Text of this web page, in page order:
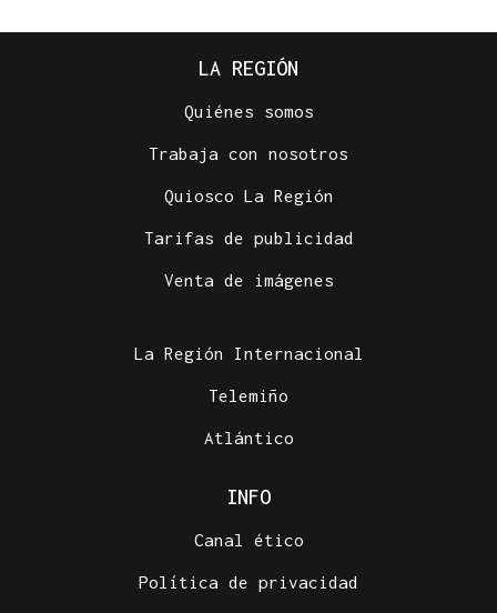
LA REGIÓN
Quiénes somos
Trabaja con nosotros
Quiosco La Región
Tarifas de publicidad
Venta de imágenes
La Región Internacional
Telemiño
Atlántico
INFO
Canal ético
Política de privacidad